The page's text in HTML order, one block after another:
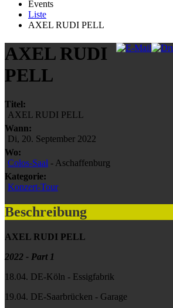
Events
Liste
AXEL RUDI PELL
AXEL RUDI
PELL
Titel:
AXEL RUDI PELL
Wann:
Di, 20. September 2022
Wo:
Colos-Saal - Aschaffenburg
Kategorie:
Konzert-Tour
Beschreibung
AXEL RUDI PELL
2022 - Part 1
18.04. DE-Köln - Essigfabrik
19.04. DE-Saarbrücken - Garage